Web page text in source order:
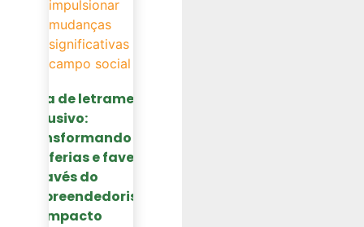
Guia de letramento
inclusivo:
transformando
periferias e favelas
através do
empreendedorismo
de impacto